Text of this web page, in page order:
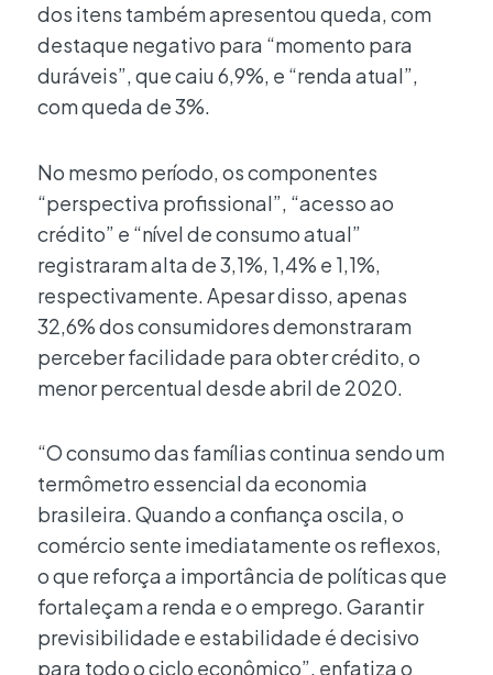
dos itens também apresentou queda, com
destaque negativo para “momento para
duráveis”, que caiu 6,9%, e “renda atual”,
com queda de 3%.
No mesmo período, os componentes
“perspectiva profissional”, “acesso ao
crédito” e “nível de consumo atual”
registraram alta de 3,1%, 1,4% e 1,1%,
respectivamente. Apesar disso, apenas
32,6% dos consumidores demonstraram
perceber facilidade para obter crédito, o
menor percentual desde abril de 2020.
“O consumo das famílias continua sendo um
termômetro essencial da economia
brasileira. Quando a confiança oscila, o
comércio sente imediatamente os reflexos,
o que reforça a importância de políticas que
fortaleçam a renda e o emprego. Garantir
previsibilidade e estabilidade é decisivo
para todo o ciclo econômico”, enfatiza o